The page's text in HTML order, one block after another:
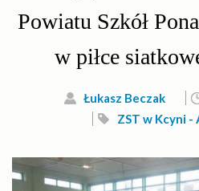
Powiatu Szkół
w piłce
Łukasz Beczak
ZST w Kcyni